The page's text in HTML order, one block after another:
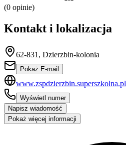
(0 opinie)
Kontakt i lokalizacja
62-831, Dzierzbin-kolonia
Pokaż E-mail
www.zspdzierzbin.superszkolna.pl
Wyświetl numer
Napisz wiadomość
Pokaż więcej informacji